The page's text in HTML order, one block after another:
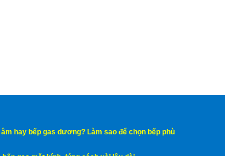
âm hay bếp gas dương? Làm sao để chọn bếp phù